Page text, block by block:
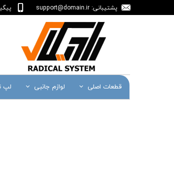
پشتیبانی:support@domain.ir
قطعات اصلی لوازم جانبی لپ